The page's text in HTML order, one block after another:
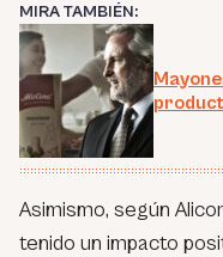
MIRA TAMBIÉN:
Asimismo, según
tenido un impacto